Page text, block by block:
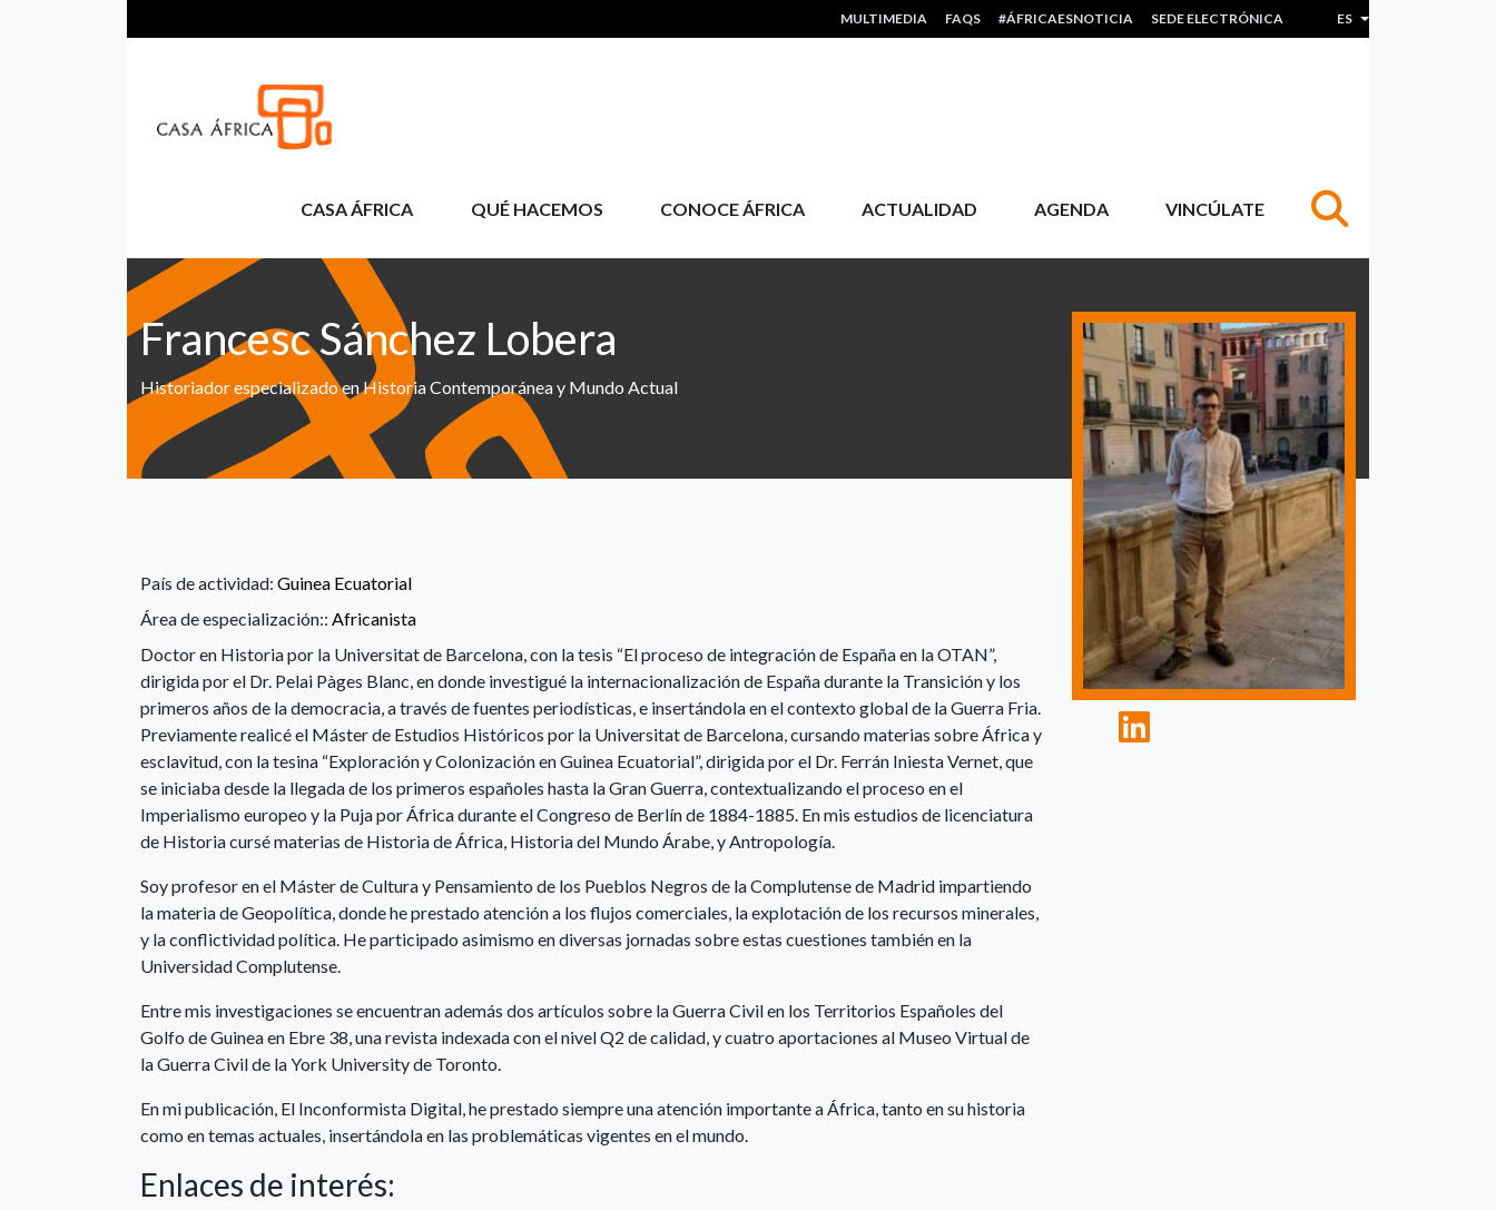
HEADER MENU
MULTIMEDIA FAQS #ÁFRICAESNOTICIA SEDE ELECTRÓNICA ES Lista adicional de
CASA ÁFRICA QUÉ HACEMOS CONOCE ÁFRICA ACTUALIDAD AGENDA VINCÚLATE
Francesc Sánchez Lobera
Historiador especializado en Historia Contemporánea y Mundo Actual
País de actividad: Guinea Ecuatorial
Área de especialización:: Africanista
Doctor en Historia por la Universitat de Barcelona, con la tesis “El proceso de integración de España en la OTAN”,
dirigida por el Dr. Pelai Pàges Blanc, en donde investigué la internacionalización de España durante la Transición y los
primeros años de la democracia, a través de fuentes periodísticas, e insertándola en el contexto global de la Guerra Fria.
Previamente realicé el Máster de Estudios Históricos por la Universitat de Barcelona, cursando materias sobre África y
esclavitud, con la tesina “Exploración y Colonización en Guinea Ecuatorial”, dirigida por el Dr. Ferrán Iniesta Vernet, que
se iniciaba desde la llegada de los primeros españoles hasta la Gran Guerra, contextualizando el proceso en el
Imperialismo europeo y la Puja por África durante el Congreso de Berlín de 1884-1885. En mis estudios de licenciatura
de Historia cursé materias de Historia de África, Historia del Mundo Árabe, y Antropología.
Soy profesor en el Máster de Cultura y Pensamiento de los Pueblos Negros de la Complutense de Madrid impartiendo
la materia de Geopolítica, donde he prestado atención a los flujos comerciales, la explotación de los recursos minerales,
y la conflictividad política. He participado asimismo en diversas jornadas sobre estas cuestiones también en la
Universidad Complutense.
Entre mis investigaciones se encuentran además dos artículos sobre la Guerra Civil en los Territorios Españoles del
Golfo de Guinea en Ebre 38, una revista indexada con el nivel Q2 de calidad, y cuatro aportaciones al Museo Virtual de
la Guerra Civil de la York University de Toronto.
En mi publicación, El Inconformista Digital, he prestado siempre una atención importante a África, tanto en su historia
como en temas actuales, insertándola en las problemáticas vigentes en el mundo.
Enlaces de interés: